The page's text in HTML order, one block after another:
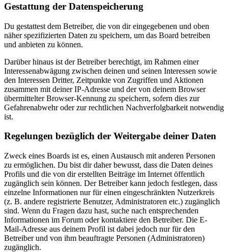
Gestattung der Datenspeicherung
Du gestattest dem Betreiber, die von dir eingegebenen und oben
näher spezifizierten Daten zu speichern, um das Board betreiben
und anbieten zu können.
Darüber hinaus ist der Betreiber berechtigt, im Rahmen einer
Interessenabwägung zwischen deinen und seinen Interessen sowie
den Interessen Dritter, Zeitpunkte von Zugriffen und Aktionen
zusammen mit deiner IP-Adresse und der von deinem Browser
übermittelter Browser-Kennung zu speichern, sofern dies zur
Gefahrenabwehr oder zur rechtlichen Nachverfolgbarkeit notwendig
ist.
Regelungen bezüglich der Weitergabe deiner Daten
Zweck eines Boards ist es, einen Austausch mit anderen Personen
zu ermöglichen. Du bist dir daher bewusst, dass die Daten deines
Profils und die von dir erstellten Beiträge im Internet öffentlich
zugänglich sein können. Der Betreiber kann jedoch festlegen, dass
einzelne Informationen nur für einen eingeschränkten Nutzerkreis
(z. B. andere registrierte Benutzer, Administratoren etc.) zugänglich
sind. Wenn du Fragen dazu hast, suche nach entsprechenden
Informationen im Forum oder kontaktiere den Betreiber. Die E-
Mail-Adresse aus deinem Profil ist dabei jedoch nur für den
Betreiber und von ihm beauftragte Personen (Administratoren)
zugänglich.